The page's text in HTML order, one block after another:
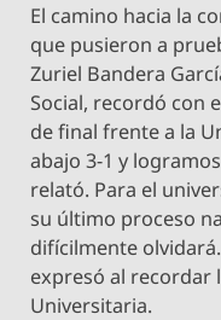
El camino hacia la
que pusieron a
Zuriel Bandera
Social, recordó con
de final frente a la
abajo 3-1 y
relató. Para el
su último proceso
difícilmente
expresó al recordar
Universitaria.